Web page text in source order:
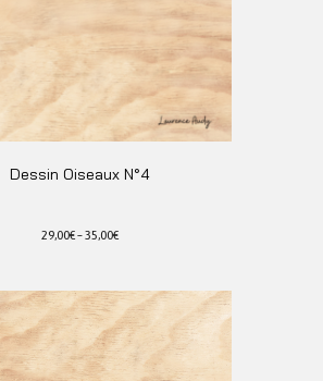
Dessin Oiseaux N°4
29,00€–35,00€
a
plusieurs
variations.
Les